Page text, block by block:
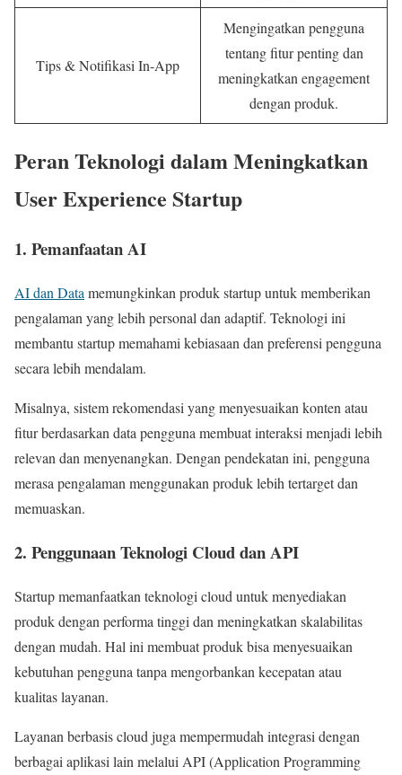
Tips & Notifikasi In-App
Mengingatkan pengguna
tentang fitur penting dan
meningkatkan engagement
dengan produk.
Peran Teknologi dalam Meningkatkan
User Experience Startup
1. Pemanfaatan AI
AI dan Data memungkinkan produk startup untuk memberikan
pengalaman yang lebih personal dan adaptif. Teknologi ini
membantu startup memahami kebiasaan dan preferensi pengguna
secara lebih mendalam.
Misalnya, sistem rekomendasi yang menyesuaikan konten atau
fitur berdasarkan data pengguna membuat interaksi menjadi lebih
relevan dan menyenangkan. Dengan pendekatan ini, pengguna
merasa pengalaman menggunakan produk lebih tertarget dan
memuaskan.
2. Penggunaan Teknologi Cloud dan API
Startup memanfaatkan teknologi cloud untuk menyediakan
produk dengan performa tinggi dan meningkatkan skalabilitas
dengan mudah. Hal ini membuat produk bisa menyesuaikan
kebutuhan pengguna tanpa mengorbankan kecepatan atau
kualitas layanan.
Layanan berbasis cloud juga mempermudah integrasi dengan
berbagai aplikasi lain melalui API (Application Programming